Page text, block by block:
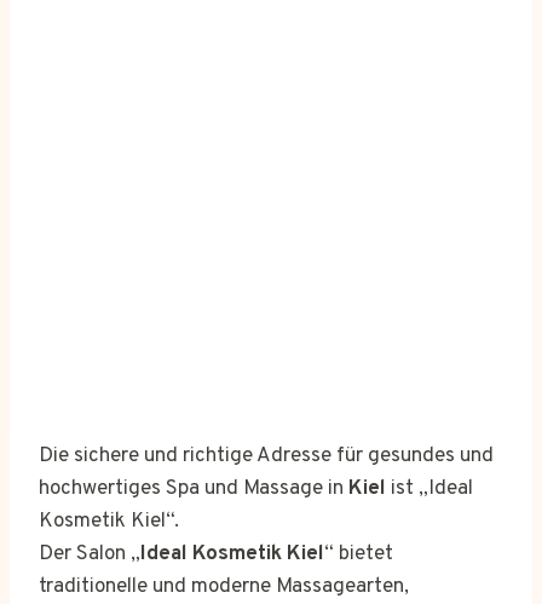
Die sichere und richtige Adresse für gesundes und
hochwertiges Spa und Massage in Kiel ist „Ideal
Kosmetik Kiel“.
Der Salon „Ideal Kosmetik Kiel“ bietet
traditionelle und moderne Massagearten,